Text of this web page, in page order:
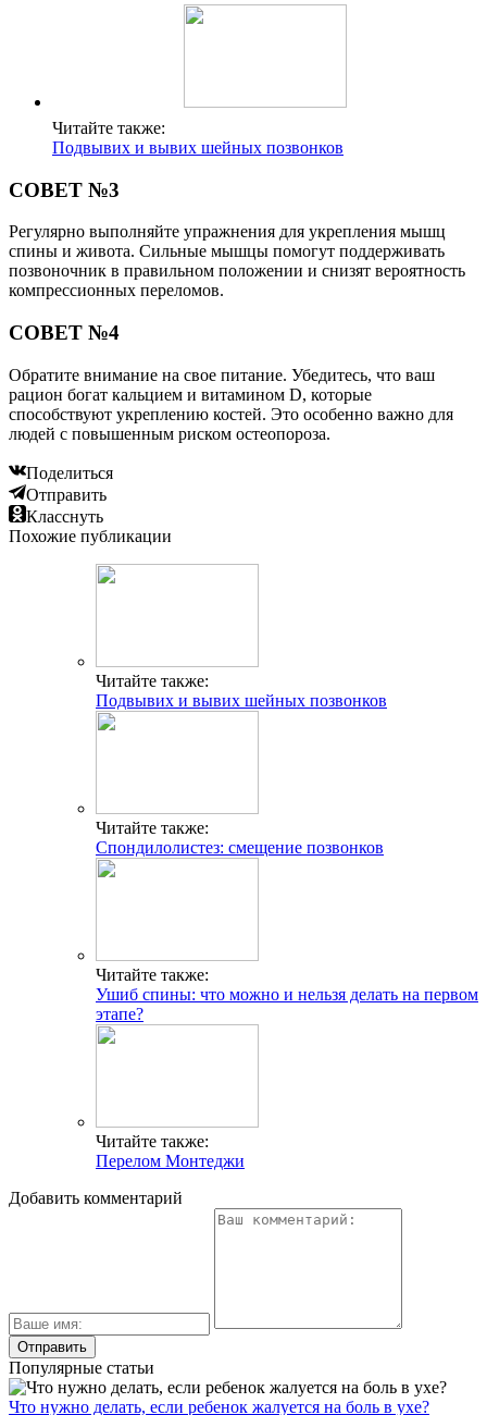
Читайте также:
Подвывих и вывих шейных позвонков
СОВЕТ №3
Регулярно выполняйте упражнения для укрепления мышц
спины и живота. Сильные мышцы помогут поддерживать
позвоночник в правильном положении и снизят вероятность
компрессионных переломов.
СОВЕТ №4
Обратите внимание на свое питание. Убедитесь, что ваш
рацион богат кальцием и витамином D, которые
способствуют укреплению костей. Это особенно важно для
людей с повышенным риском остеопороза.
Поделиться
Отправить
Класснуть
Похожие публикации
Читайте также:
Подвывих и вывих шейных позвонков
Читайте также:
Спондилолистез: смещение позвонков
Читайте также:
Ушиб спины: что можно и нельзя делать на первом
этапе?
Читайте также:
Перелом Монтеджи
Добавить комментарий
Популярные статьи
Что нужно делать, если ребенок жалуется на боль в ухе?